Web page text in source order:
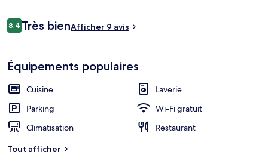
Avis
voyageurs
8,48,4 sur 10
Très bienAfficher 9 avis
Équipements populaires
Cuisine
Laverie
Parking
Wi-Fi gratuit
Climatisation
Restaurant
Tout afficher